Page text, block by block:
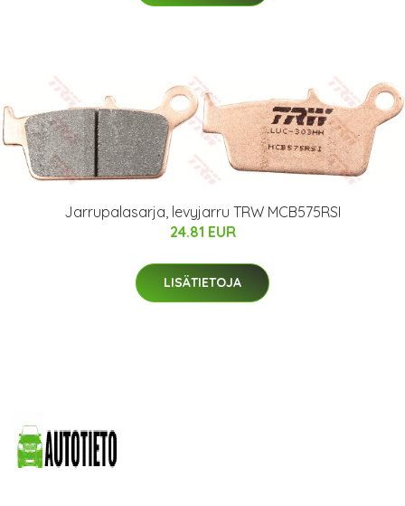
Jarrupalasarja, levyjarru TRW MCB575RSI
24.81 EUR
LISÄTIETOJA